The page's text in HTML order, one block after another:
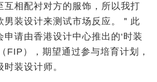
互相配衬对方的服饰，所以我打
男装设计来测试市场反应。＂此
申请由香港设计中心推出的‘时装
FIP），期望通过参与培育计划，
装设计师。